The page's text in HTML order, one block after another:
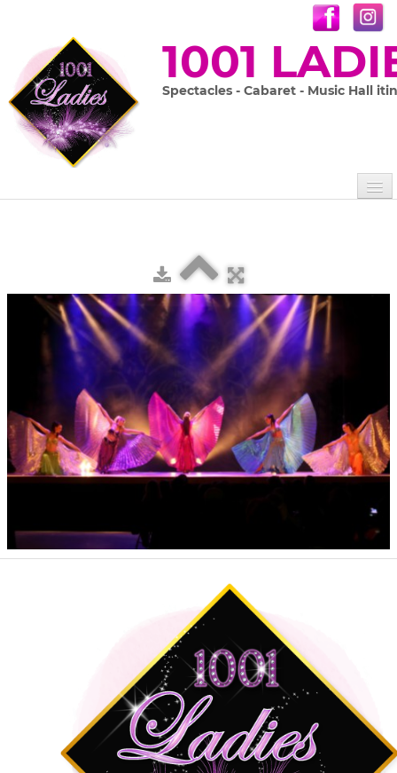
1001
Spectacles - Cabaret - Music Hall
Prestations sur mesure
En images
BLOG
Contact